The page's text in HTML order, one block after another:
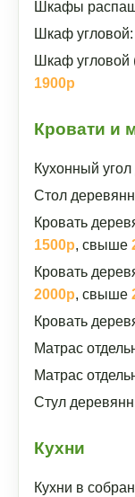
Шкафы
Шкаф угловой:
Шкаф угловой
1900р
Кровати и
Кухонный
Стол
Кровать
1500р, свыше
Кровать
2000р, свыше
Кровать
Матрас
Матрас
Стул
Кухни
Кухни в